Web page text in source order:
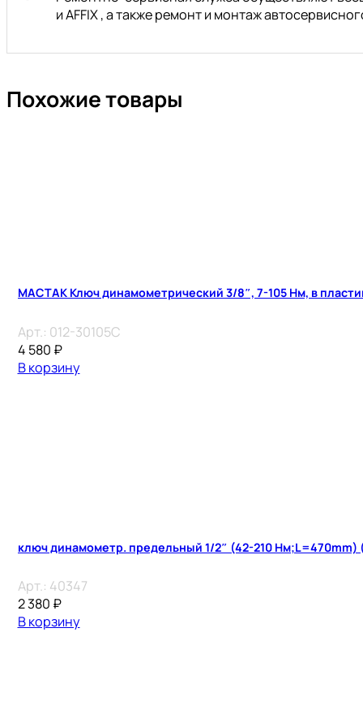
и AFFIX , а также ремонт и монтаж
Похожие товары
МАСТАК Ключ динамометрический 3/8″, 7-105 Нм, в
Арт.: 012-30105C
4 580 ₽
В корзину
ключ динамометр. предельный 1/2″ (42-210 Нм;L=470mm)
Арт.: 40347
2 380 ₽
В корзину